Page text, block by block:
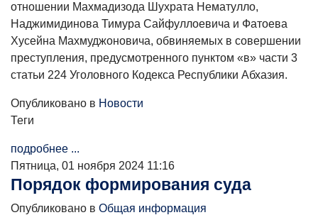
отношении Махмадизода Шухрата Нематулло,
Наджимидинова Тимура Сайфуллоевича и Фатоева
Хусейна Махмуджоновича, обвиняемых в совершении
преступления, предусмотренного пунктом «в» части 3
статьи 224 Уголовного Кодекса Республики Абхазия.
Опубликовано в Новости
Теги
подробнее ...
Пятница, 01 ноября 2024 11:16
Порядок формирования суда
Опубликовано в Общая информация